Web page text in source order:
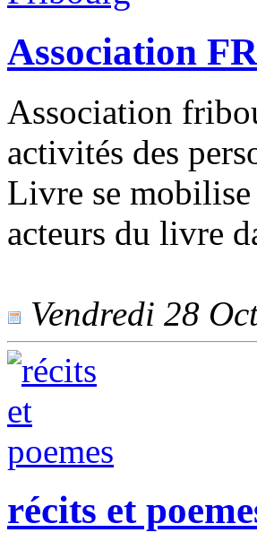
Association
Association
activités des
Livre se mobilise
acteurs du livre
Vendredi 28
récits et